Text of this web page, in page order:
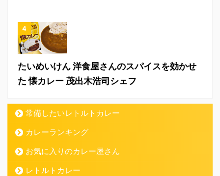
たいめいけん 洋食屋さんのスパイスを効かせ
た 懐カレー 茂出木浩司シェフ
常備したいレトルトカレー
カレーランキング
お気に入りのカレー屋さん
レトルトカレー